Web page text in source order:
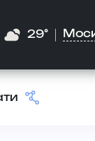
29°